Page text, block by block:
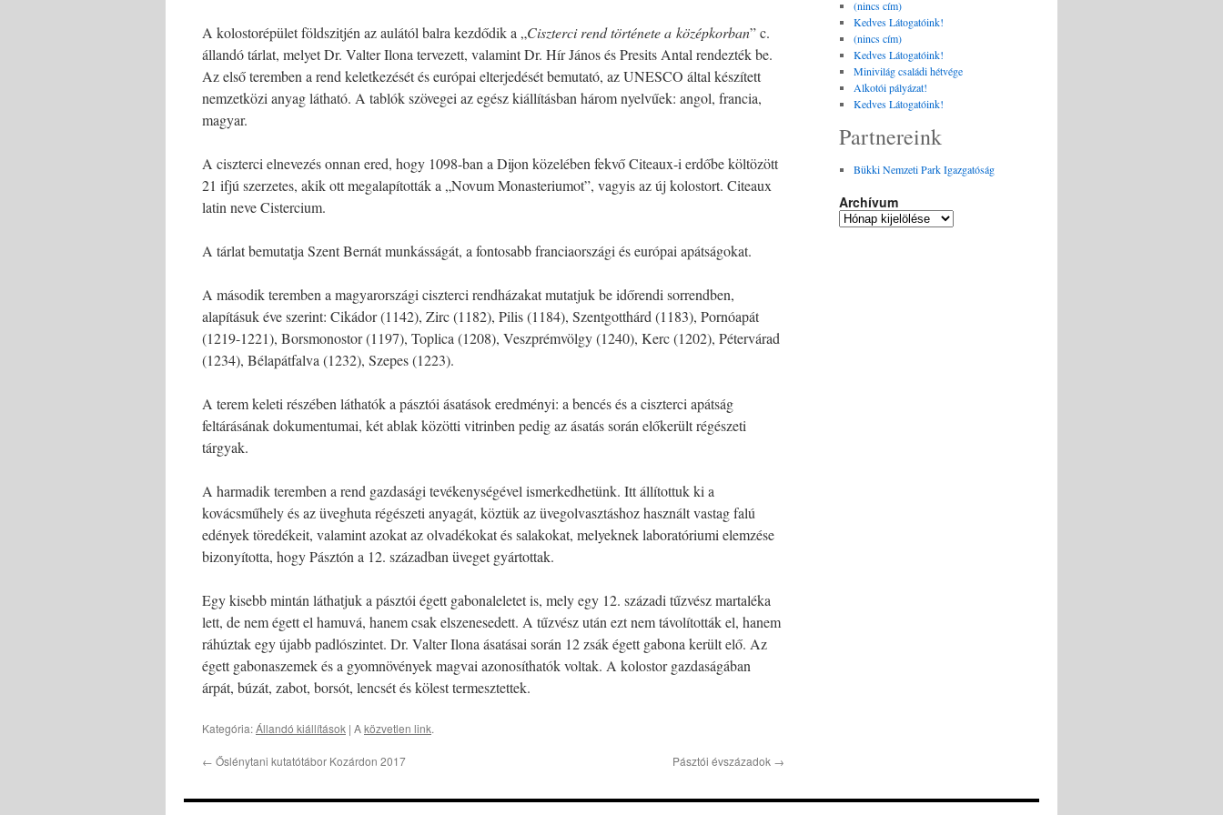
A kolostorépület földszitjén az aulától balra kezdődik a „Ciszterci rend története a középkorban” c.
állandó tárlat, melyet Dr. Valter Ilona tervezett, valamint Dr. Hír János és Presits Antal rendezték be.
Az első teremben a rend keletkezését és európai elterjedését bemutató, az UNESCO által készített
nemzetközi anyag látható. A tablók szövegei az egész kiállításban három nyelvűek: angol, francia,
magyar.
A ciszterci elnevezés onnan ered, hogy 1098-ban a Dijon közelében fekvő Citeaux-i erdőbe költözött
21 ifjú szerzetes, akik ott megalapították a „Novum Monasteriumot”, vagyis az új kolostort. Citeaux
latin neve Cistercium.
A tárlat bemutatja Szent Bernát munkásságát, a fontosabb franciaországi és európai apátságokat.
A második teremben a magyarországi ciszterci rendházakat mutatjuk be időrendi sorrendben,
alapításuk éve szerint: Cikádor (1142), Zirc (1182), Pilis (1184), Szentgotthárd (1183), Pornóapát
(1219-1221), Borsmonostor (1197), Toplica (1208), Veszprémvölgy (1240), Kerc (1202), Pétervárad
(1234), Bélapátfalva (1232), Szepes (1223).
A terem keleti részében láthatók a pásztói ásatások eredményi: a bencés és a ciszterci apátság
feltárásának dokumentumai, két ablak közötti vitrinben pedig az ásatás során előkerült régészeti
tárgyak.
A harmadik teremben a rend gazdasági tevékenységével ismerkedhetünk. Itt állítottuk ki a
kovácsműhely és az üveghuta régészeti anyagát, köztük az üvegolvasztáshoz használt vastag falú
edények töredékeit, valamint azokat az olvadékokat és salakokat, melyeknek laboratóriumi elemzése
bizonyította, hogy Pásztón a 12. században üveget gyártottak.
Egy kisebb mintán láthatjuk a pásztói égett gabonaleletet is, mely egy 12. századi tűzvész martaléka
lett, de nem égett el hamuvá, hanem csak elszenesedett. A tűzvész után ezt nem távolították el, hanem
ráhúztak egy újabb padlószintet. Dr. Valter Ilona ásatásai során 12 zsák égett gabona került elő. Az
égett gabonaszemek és a gyomnövények magvai azonosíthatók voltak. A kolostor gazdaságában
árpát, búzát, zabot, borsót, lencsét és kölest termesztettek.
Kategória:Állandó kiállítások | Aközvetlen link.
← Őslénytani kutatótábor Kozárdon 2017 Pásztói évszázadok →
(nincs cím)
Kedves Látogatóink!
(nincs cím)
Kedves Látogatóink!
Minivilág családi hétvége
Alkotói pályázat!
Kedves Látogatóink!
Partnereink
Bükki Nemzeti Park Igazgatóság
Archívum
Archívum